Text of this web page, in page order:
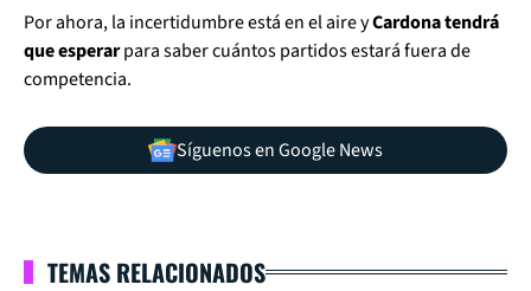
Por ahora, la incertidumbre está en el aire yCardona tendrá
que esperarpara saber cuántos partidos estará fuera de
competencia.
Síguenos en Google News
TEMAS RELACIONADOS